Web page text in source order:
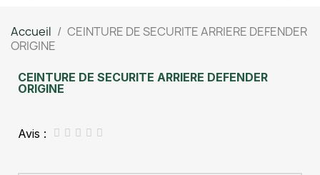
Accueil
CEINTURE DE SECURITE ARRIERE DEFENDER
ORIGINE
CEINTURE DE SECURITE ARRIERE DEFENDER
ORIGINE
Avis :     